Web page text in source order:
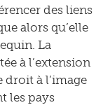
des liens
alors qu’elle
La
à l’extension
droit à l’image
les pays